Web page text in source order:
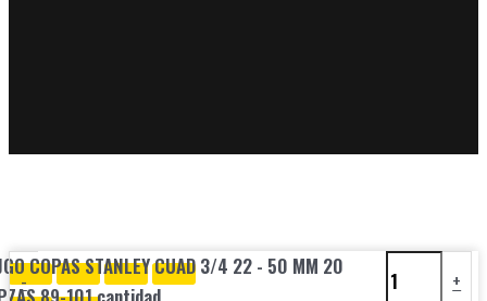
-
COPAS STANLEY CUAD 3/4 22 - 50 MM 20
+